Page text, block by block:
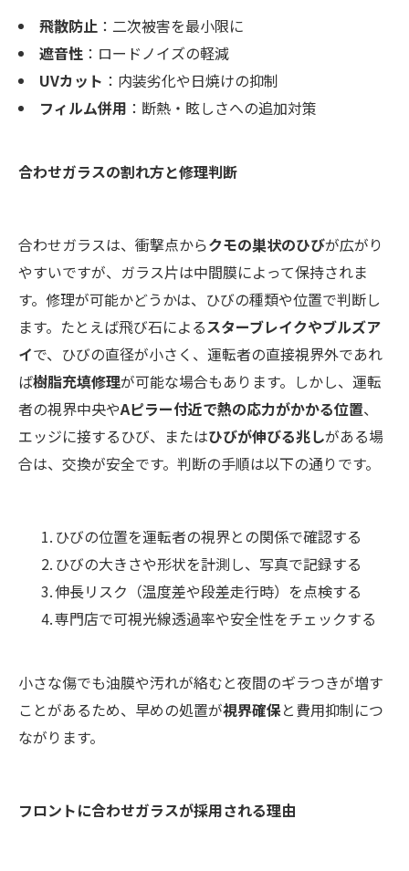
飛散防止：二次被害を最小限に
遮音性：ロードノイズの軽減
UVカット ：内装劣化や日焼けの抑制
フィルム併用 ：断熱・眩しさへの追加対策
合わせガラスの割れ方と修理判断
合わせガラスは、衝撃点からクモの巣状のひびが広がり
やすいですが、ガラス片は中間膜によって保持されま
す。修理が可能かどうかは、ひびの種類や位置で判断し
ます。たとえば飛び石によるスターブレイクやブルズア
イで、ひびの直径が小さく、運転者の直接視界外であれ
ば樹脂充填修理が可能な場合もあります。しかし、運転
者の視界中央やAピラー付近で熱の応力がかかる位置、
エッジに接するひび、またはひびが伸びる兆しがある場
合は、交換が安全です。判断の手順は以下の通りです。
ひびの位置を運転者の視界との関係で確認する
ひびの大きさや形状を計測し、写真で記録する
伸長リスク（温度差や段差走行時）を点検する
専門店で可視光線透過率や安全性をチェックする
小さな傷でも油膜や汚れが絡むと夜間のギラつきが増す
ことがあるため、早めの処置が視界確保と費用抑制につ
ながります。
フロントに合わせガラスが採用される理由